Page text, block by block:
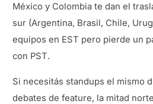
México y Colombia te dan el
sur (Argentina, Brasil, Chile,
equipos en EST pero pierde un
con PST.
Si necesitás standups el mismo
debates de feature, la mitad